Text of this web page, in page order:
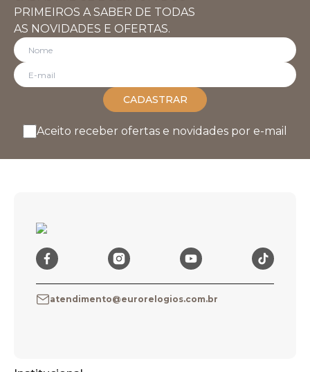
PRIMEIROS A SABER DE TODAS
AS NOVIDADES E OFERTAS.
CADASTRAR
Aceito receber ofertas e novidades por e-mail
atendimento@eurorelogios.com.br